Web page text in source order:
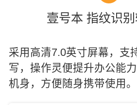
壹号本 指纹识
采用高清7.0英寸屏幕，支
写，操作灵便提升办公能
机身，方便随身携带使用。